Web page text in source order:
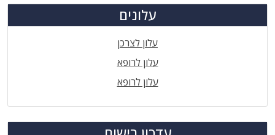
עלונים
עלון לצרכן
עלון לרופא
עלון לרופא